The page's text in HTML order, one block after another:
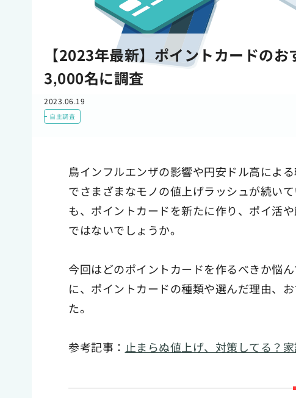
【2023年最新】ポイントカードの
3,000名に調査
2023.06.19
自主調査
鳥インフルエンザの影響や円安ドル高によ
でさまざまなモノの値上げラッシュが続い
も、ポイントカードを新たに作り、ポイ活
ではないでしょうか。
今回はどのポイントカードを作るべきか悩
に、ポイントカードの種類や選んだ理由、
た。
参考記事： 止まらぬ値上げ、対策してる？